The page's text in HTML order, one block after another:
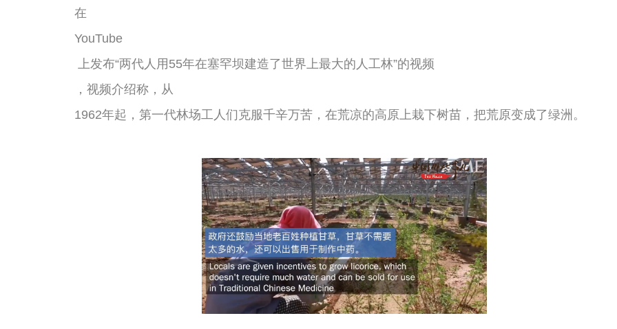
在
YouTube
上发布“两代人用55年在塞罕坝建造了世界上最大的人工林”的视频
，视频介绍称，从
1962年起，第一代林场工人们克服千辛万苦，在荒凉的高原上栽下树苗，把荒原变成了绿洲。